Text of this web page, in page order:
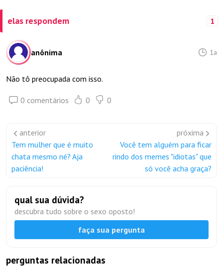
elas respondem 1
anônima 1a
Não tô preocupada com isso.
0 comentários 0 0
anterior
Tem mulher que é muito
chata mesmo né? Aja
paciência!
próxima
Você tem alguém para ficar
rindo dos memes "idiotas" que
só você acha graça?
qual sua dúvida?
descubra tudo sobre o sexo oposto!
faça sua pergunta
perguntas relacionadas